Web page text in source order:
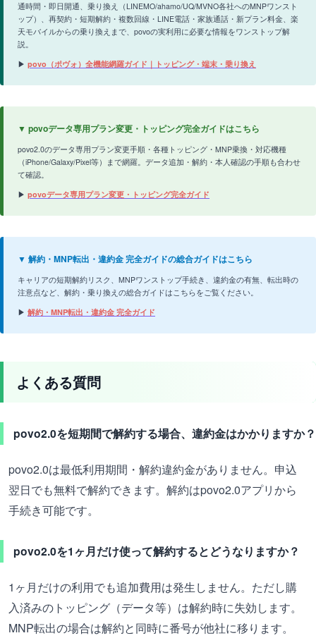
通時間・即日開通、乗り換え（LINEMO/ahamo/UQ/MVNO各社へのMNPワンスト
ップ）、再契約・短期解約・複数回線・LINE電話・家族通話・新プラン料金、楽
天モバイルからの乗り換えまで、povoの実利用に必要な情報をワンストップ解
説。
▶ povo（ポヴォ）全機能網羅ガイド｜トッピング・端末・乗り換え
▼ povoデータ専用プラン変更・トッピング完全ガイドはこちら
povo2.0のデータ専用プラン変更手順・各種トッピング・MNP乗換・対応機種
（iPhone/Galaxy/Pixel等）まで網羅。データ追加・解約・本人確認の手順も合わせ
て確認。
▶ povoデータ専用プラン変更・トッピング完全ガイド
▼ 解約・MNP転出・違約金 完全ガイドの総合ガイドはこちら
キャリアの短期解約リスク、MNPワンストップ手続き、違約金の有無、転出時の
注意点など、解約・乗り換えの総合ガイドはこちらをご覧ください。
▶ 解約・MNP転出・違約金 完全ガイド
よくある質問
povo2.0を短期間で解約する場合、違約金はかかりますか？
povo2.0は最低利用期間・解約違約金がありません。申込
翌日でも無料で解約できます。解約はpovo2.0アプリから
手続き可能です。
povo2.0を1ヶ月だけ使って解約するとどうなりますか？
1ヶ月だけの利用でも追加費用は発生しません。ただし購
入済みのトッピング（データ等）は解約時に失効します。
MNP転出の場合は解約と同時に番号が他社に移ります。